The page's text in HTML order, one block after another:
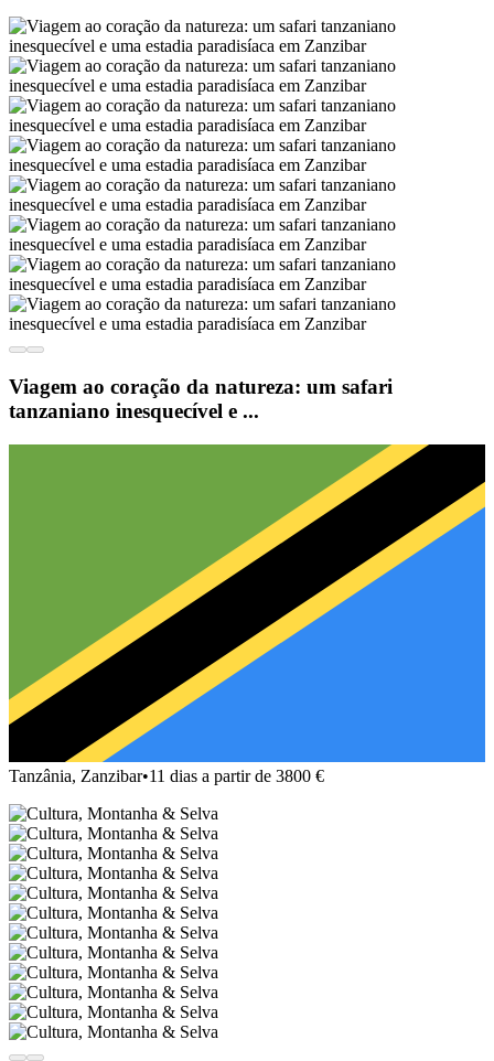
Viagem ao coração da natureza: um safari
tanzaniano inesquecível e ...
Tanzânia, Zanzibar•11 dias a partir de 3800 €